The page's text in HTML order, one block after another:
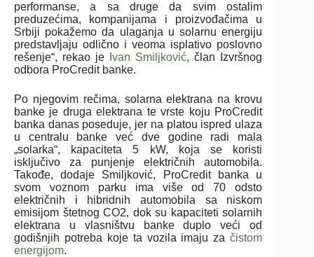
performanse, a sa druge da svim ostalim
preduzećima, kompanijama i proizvođačima u
Srbiji pokažemo da ulaganja u solarnu energiju
predstavljaju odlično i veoma isplativo poslovno
rešenje“, rekao je
Ivan Smiljković, član Izvršnog
odbora ProCredit banke.
Po njegovim rečima, solarna elektrana na krovu
banke je druga elektrana te vrste koju ProCredit
banka danas poseduje, jer na platou ispred ulaza
u centralu banke već dve godine radi mala
„solarka“, kapaciteta 5 kW, koja se koristi
isključivo za punjenje električnih automobila.
Takođe, dodaje Smiljković, ProCredit banka u
svom voznom parku ima više od 70 odsto
električnih i hibridnih automobila sa niskom
emisijom štetnog CO2, dok su kapaciteti solarnih
elektrana u vlasništvu banke duplo veći od
godišnjih potreba koje ta vozila imaju začistom
energijom.